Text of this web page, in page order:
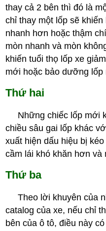
thay cả 2 bên thì đó là
chỉ thay một lốp sẽ
nhanh hơn hoặc thậm
mòn nhanh và mòn
khiến tuổi thọ lốp xe
mới hoặc bảo dưỡng lốp
Thứ hai
Những chiếc lốp mới
chiều sâu gai lốp khác
xuất hiện dấu hiệu bị
cầm lái khó khăn hơn
Thứ ba
Theo lời khuyên của
catalog của xe, nếu chỉ
bên của ô tô, điều này